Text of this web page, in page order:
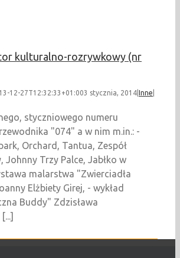
kulturalno-rozrywkowy (nr
12-27T12:32:33+01:003 stycznia, 2014 Inne
styczniowego numeru
"074" a w nim m.in.: -
Orchard, Tantua, Zespół
Johnny Trzy Palce, Jabłko w
malarstwa "Zwierciadła
Elżbiety Girej, - wykład
Buddy" Zdzisława